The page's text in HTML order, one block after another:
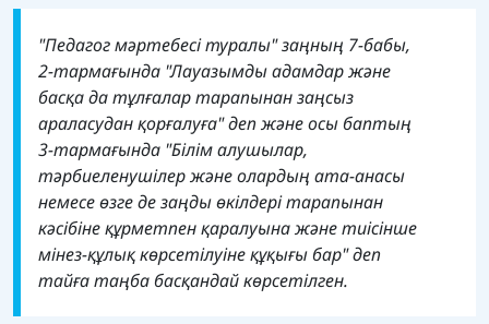
"Педагог мәртебесі туралы" заңның 7-бабы,
2-тармағында "Лауазымды адамдар және
басқа да тұлғалар тарапынан заңсыз
араласудан қорғалуға" деп және осы баптың
3-тармағында "Білім алушылар,
тәрбиеленушілер және олардың ата-анасы
немесе өзге де заңды өкілдері тарапынан
кәсібіне құрметпен қаралуына және тиісінше
мінез-құлық көрсетілуіне құқығы бар" деп
тайға таңба басқандай көрсетілген.